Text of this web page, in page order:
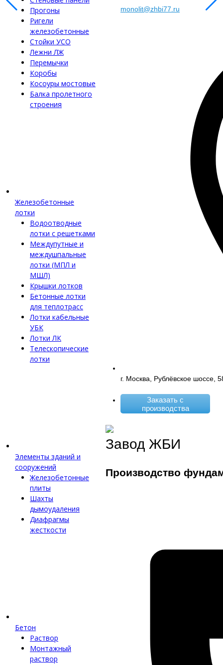
Прогоны
Ригели
железобетонные
Стойки УСО
Лежни ЛЖ
Перемычки
Коробы
Косоуры мостовые
Балка пролетного
строения
Железобетонные
лотки
Водоотводные
лотки с решетками
Междупутные и
междушпальные
лотки (МПЛ и
МШЛ)
Крышки лотков
Бетонные лотки
для теплотрасс
Лотки кабельные
УБК
Лотки ЛК
Телескопические
лотки
Элементы зданий и
сооружений
Железобетонные
плиты
Шахты
дымоудаления
Диафрагмы
жесткости
Бетон
Раствор
Монтажный
раствор
monolit@zhbi77.ru
г. Москва, Рублёвское шоссе,
Заказать с
производства
Завод ЖБИ
Производство